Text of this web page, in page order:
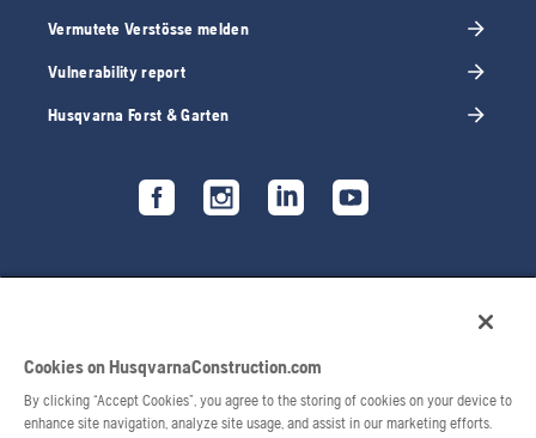
Vermutete Verstösse melden
Vulnerability report
Husqvarna Forst & Garten
Cookies on HusqvarnaConstruction.com
By clicking “Accept Cookies”, you agree to the storing of cookies on your device to
enhance site navigation, analyze site usage, and assist in our marketing efforts.